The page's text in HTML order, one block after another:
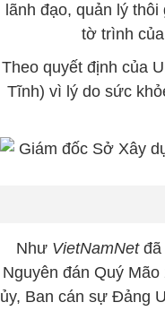
lãnh đạo, quản lý
tờ trình
Theo quyết định của
Tĩnh) vì lý do sức
Như VietNamNetđã
Nguyên đán Quý
ủy, Ban cán sự Đảng